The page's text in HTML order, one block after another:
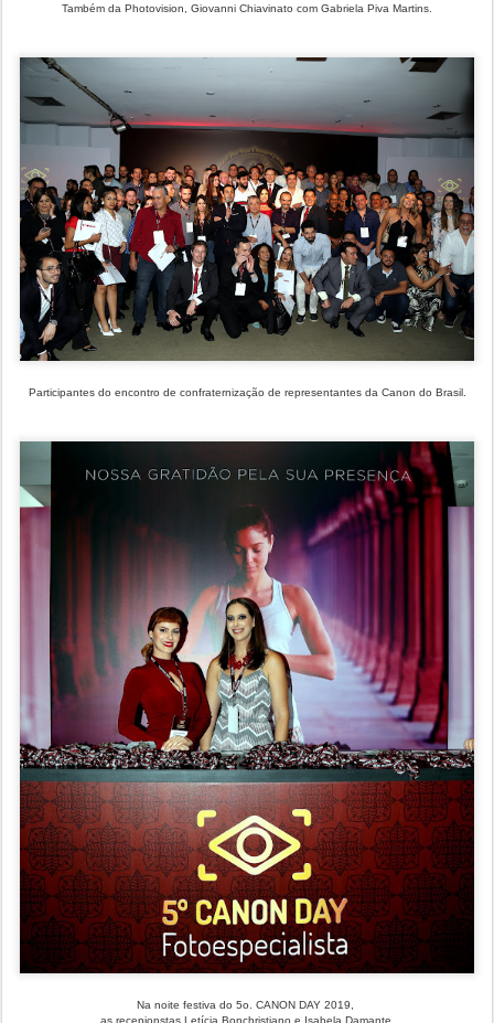
Também da Photovision, Giovanni Chiavinato com Gabriela Piva Martins.
Participantes do encontro de confraternização de representantes da Canon do Brasil.
Na noite festiva do 5o. CANON DAY 2019,
as recepionstas Letícia Bonchristiano e Isabela Damante.